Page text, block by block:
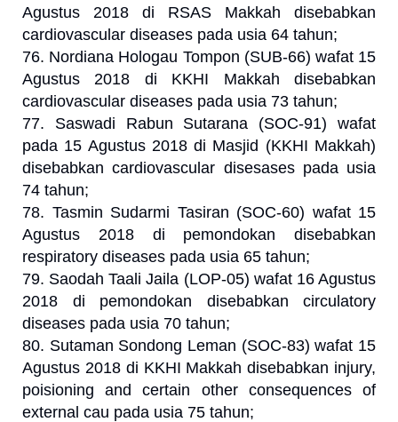
Agustus 2018 di RSAS Makkah disebabkan
cardiovascular diseases pada usia 64 tahun;
76. Nordiana Hologau Tompon (SUB-66) wafat 15
Agustus 2018 di KKHI Makkah disebabkan
cardiovascular diseases pada usia 73 tahun;
77. Saswadi Rabun Sutarana (SOC-91) wafat
pada 15 Agustus 2018 di Masjid (KKHI Makkah)
disebabkan cardiovascular disesases pada usia
74 tahun;
78. Tasmin Sudarmi Tasiran (SOC-60) wafat 15
Agustus 2018 di pemondokan disebabkan
respiratory diseases pada usia 65 tahun;
79. Saodah Taali Jaila (LOP-05) wafat 16 Agustus
2018 di pemondokan disebabkan circulatory
diseases pada usia 70 tahun;
80. Sutaman Sondong Leman (SOC-83) wafat 15
Agustus 2018 di KKHI Makkah disebabkan injury,
poisioning and certain other consequences of
external cau pada usia 75 tahun;